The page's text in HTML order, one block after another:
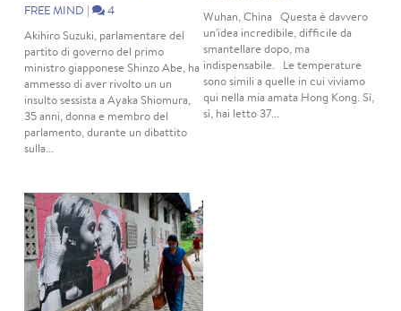
FREE MIND |
4
Akihiro Suzuki, parlamentare del
partito di governo del primo
ministro giapponese Shinzo Abe, ha
ammesso di aver rivolto un un
insulto sessista a Ayaka Shiomura,
35 anni, donna e membro del
parlamento, durante un dibattito
sulla...
Wuhan, China Questa è davvero
un'idea incredibile, difficile da
smantellare dopo, ma
indispensabile. Le temperature
sono simili a quelle in cui viviamo
qui nella mia amata Hong Kong. Sì,
sì, hai letto 37...